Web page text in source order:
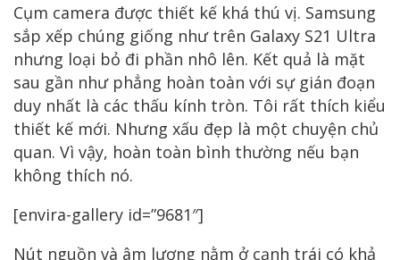
Cụm camera được thiết kế khá thú vị. Samsung
sắp xếp chúng giống như trên Galaxy S21 Ultra
nhưng loại bỏ đi phần nhô lên. Kết quả là mặt
sau gần như phẳng hoàn toàn với sự gián đoạn
duy nhất là các thấu kính tròn. Tôi rất thích kiểu
thiết kế mới. Nhưng xấu đẹp là một chuyện chủ
quan. Vì vậy, hoàn toàn bình thường nếu bạn
không thích nó.
[envira-gallery id=”9681″]
Nút nguồn và âm lượng nằm ở cạnh trái có khả